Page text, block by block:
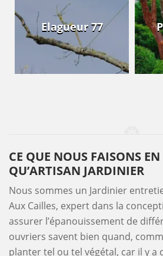
Elagueur 77
CE QUE NOUS FAISONS
QU’ARTISAN JARDINIER
Nous sommes un Jardinier
Aux Cailles, expert dans la
assurer l’épanouissement de
ouvriers savent bien quand,
planter tel ou tel végétal, car il y a